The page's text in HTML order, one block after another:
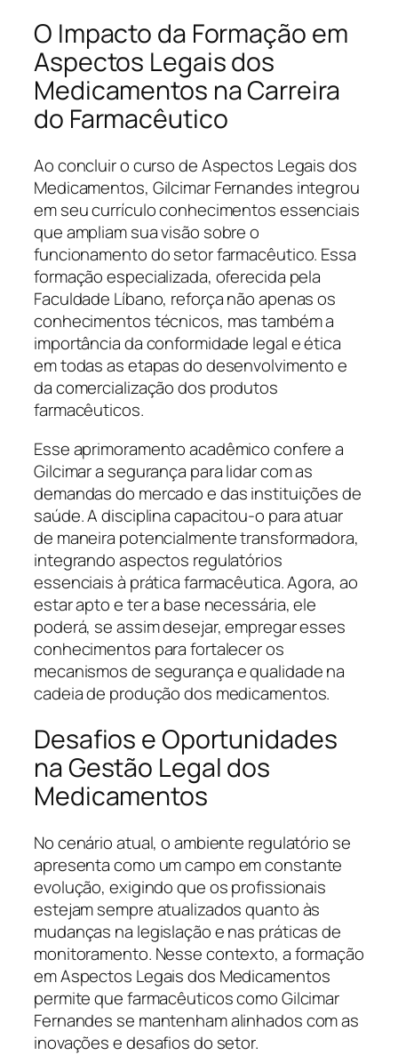
O Impacto da Formação em
Aspectos Legais dos
Medicamentos na Carreira
do Farmacêutico
Ao concluir o curso de Aspectos Legais dos
Medicamentos, Gilcimar Fernandes integrou
em seu currículo conhecimentos essenciais
que ampliam sua visão sobre o
funcionamento do setor farmacêutico. Essa
formação especializada, oferecida pela
Faculdade Líbano, reforça não apenas os
conhecimentos técnicos, mas também a
importância da conformidade legal e ética
em todas as etapas do desenvolvimento e
da comercialização dos produtos
farmacêuticos.
Esse aprimoramento acadêmico confere a
Gilcimar a segurança para lidar com as
demandas do mercado e das instituições de
saúde. A disciplina capacitou-o para atuar
de maneira potencialmente transformadora,
integrando aspectos regulatórios
essenciais à prática farmacêutica. Agora, ao
estar apto e ter a base necessária, ele
poderá, se assim desejar, empregar esses
conhecimentos para fortalecer os
mecanismos de segurança e qualidade na
cadeia de produção dos medicamentos.
Desafios e Oportunidades
na Gestão Legal dos
Medicamentos
No cenário atual, o ambiente regulatório se
apresenta como um campo em constante
evolução, exigindo que os profissionais
estejam sempre atualizados quanto às
mudanças na legislação e nas práticas de
monitoramento. Nesse contexto, a formação
em Aspectos Legais dos Medicamentos
permite que farmacêuticos como Gilcimar
Fernandes se mantenham alinhados com as
inovações e desafios do setor.